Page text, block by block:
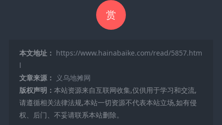
赏
本文地址： https://www.hainabaike.com/read/5857.htm
l
文章来源：
义乌地摊网
版权声明： 本站资源来自互联网收集,仅供用于学习和交流,
请遵循相关法律法规,本站一切资源不代表本站立场,如有侵
权、后门、不妥请联系本站删除。